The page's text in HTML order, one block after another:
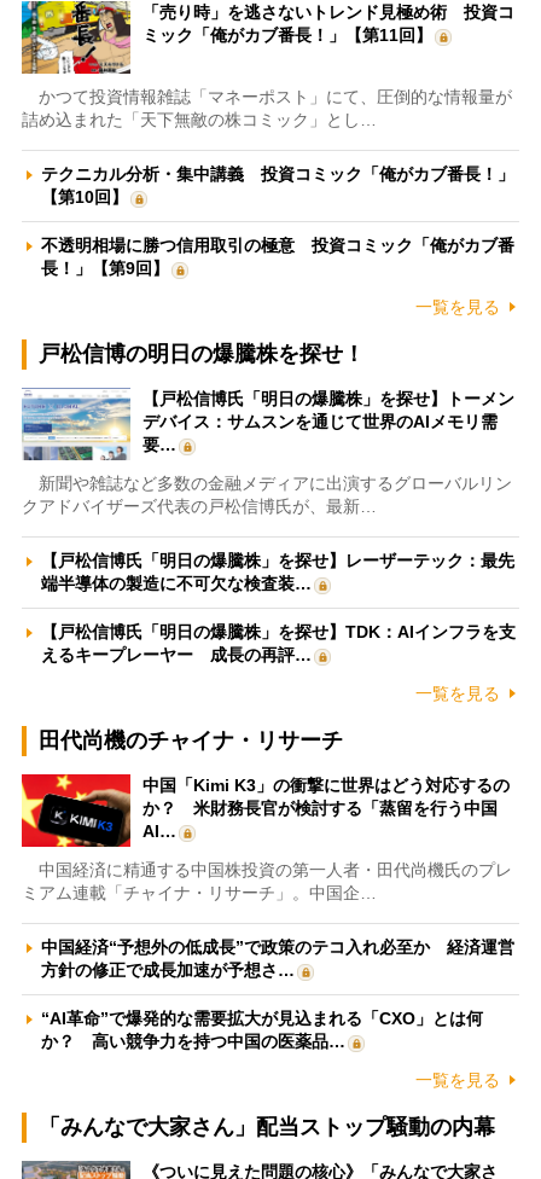
「売り時」を逃さないトレンド見極め術 投資コ
ミック「俺がカブ番長！」【第11回】
かつて投資情報雑誌「マネーポスト」にて、圧倒的な情報量が
詰め込まれた「天下無敵の株コミック」とし…
テクニカル分析・集中講義 投資コミック「俺がカブ番長！」
【第10回】
不透明相場に勝つ信用取引の極意 投資コミック「俺がカブ番
長！」【第9回】
一覧を見る
戸松信博の明日の爆騰株を探せ！
【戸松信博氏「明日の爆騰株」を探せ】トーメン
デバイス：サムスンを通じて世界のAIメモリ需
要…
新聞や雑誌など多数の金融メディアに出演するグローバルリン
クアドバイザーズ代表の戸松信博氏が、最新…
【戸松信博氏「明日の爆騰株」を探せ】レーザーテック：最先
端半導体の製造に不可欠な検査装…
【戸松信博氏「明日の爆騰株」を探せ】TDK：AIインフラを支
えるキープレーヤー 成長の再評…
一覧を見る
田代尚機のチャイナ・リサーチ
中国「Kimi K3」の衝撃に世界はどう対応するの
か？ 米財務長官が検討する「蒸留を行う中国
AI…
中国経済に精通する中国株投資の第一人者・田代尚機氏のプレ
ミアム連載「チャイナ・リサーチ」。中国企…
中国経済“予想外の低成長”で政策のテコ入れ必至か 経済運営
方針の修正で成長加速が予想さ…
“AI革命”で爆発的な需要拡大が見込まれる「CXO」とは何
か？ 高い競争力を持つ中国の医薬品…
一覧を見る
「みんなで大家さん」配当ストップ騒動の内幕
《ついに見えた問題の核心》「みんなで大家さ